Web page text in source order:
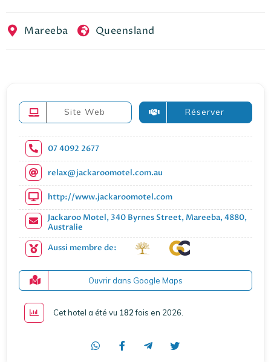
FR
Mareeba Queensland
Site Web Réserver
07 4092 2677
relax@jackaroomotel.com.au
http://www.jackaroomotel.com
Jackaroo Motel, 340 Byrnes Street, Mareeba, 4880,
Australie
Aussi membre de:
Ouvrir dans Google Maps
Cet hotel a été vu 182fois en 2026